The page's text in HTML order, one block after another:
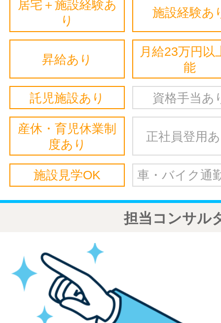
居宅＋施設経験あ
り
施設経験あ
昇給あり
月給23万円以
能
託児施設あり 資格手当あ
産休・育児休業制
度あり
正社員登用
施設見学OK 車・バイク通
担当コンサル